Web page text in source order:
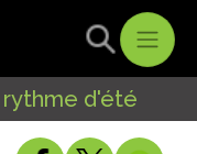
rythme d'été